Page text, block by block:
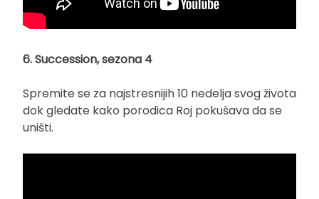
6. Succession, sezona 4
Spremite se za najstresnijih 10 nedelja svog života
dok gledate kako porodica Roj pokušava da se
uništi.